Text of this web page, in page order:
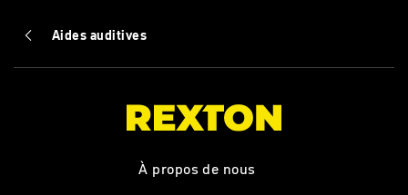
Aides auditives
À propos de nous